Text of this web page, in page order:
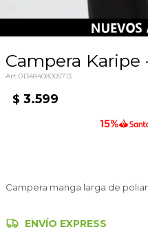
Campera
01348408005713
$ 3.599
Campera manga larga de
ENVÍO EXPRESS